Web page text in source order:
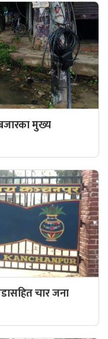
मुख्य
चार जना